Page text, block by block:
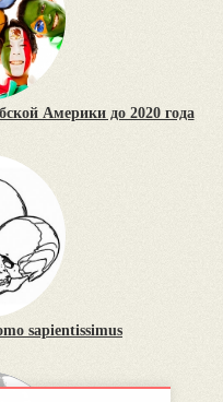
Америки до 2020 года
sapientissimus